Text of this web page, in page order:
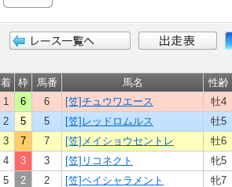
着 枠 馬番 馬名
性齢
1
6 6 [笠]チュウワエース
牡4
2
5 5 [笠]レッドロムルス
牡5
3
7 7 [笠]メイショウセントレ
牡6
4
3 3 [笠]リコネクト
牝5
5
2 2 [笠]ペイシャラメント
牝7